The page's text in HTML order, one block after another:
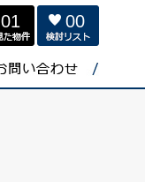
01 00